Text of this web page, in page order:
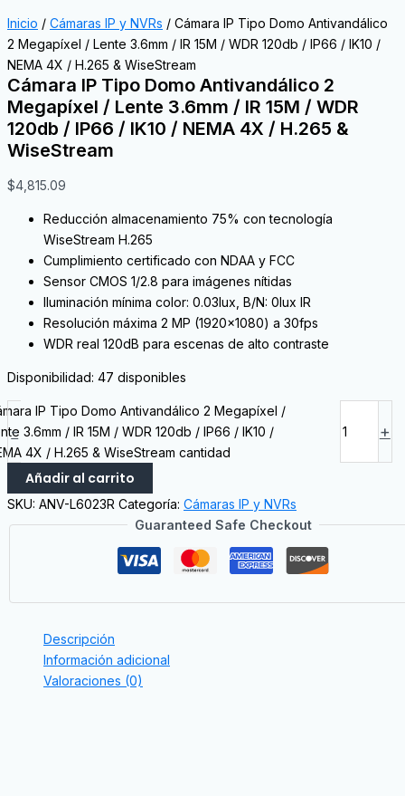
Inicio / Cámaras IP y NVRs / Cámara IP Tipo Domo Antivandálico
2 Megapíxel / Lente 3.6mm / IR 15M / WDR 120db / IP66 / IK10 /
NEMA 4X / H.265 & WiseStream
Cámara IP Tipo Domo Antivandálico 2
Megapíxel / Lente 3.6mm / IR 15M / WDR
120db / IP66 / IK10 / NEMA 4X / H.265 &
WiseStream
$4,815.09
Reducción almacenamiento 75% con tecnología
WiseStream H.265
Cumplimiento certificado con NDAA y FCC
Sensor CMOS 1/2.8 para imágenes nítidas
Iluminación mínima color: 0.03lux, B/N: 0lux IR
Resolución máxima 2 MP (1920×1080) a 30fps
WDR real 120dB para escenas de alto contraste
Disponibilidad: 47 disponibles
-
IP Tipo Domo Antivandálico 2 Megapíxel /
3.6mm / IR 15M / WDR 120db / IP66 / IK10 /
4X / H.265 & WiseStream cantidad
+
Añadir al carrito
SKU: ANV-L6023R Categoría: Cámaras IP y NVRs
Guaranteed Safe Checkout
Descripción
Información adicional
Valoraciones (0)